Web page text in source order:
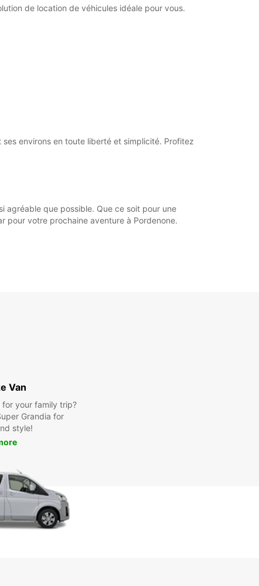
hours may vary due to public holidays.
de location de véhicules idéale pour vous.
environs en toute liberté et simplicité. Profitez
agréable que possible. Que ce soit pour une
pour votre prochaine aventure à Pordenone.
Van
your family trip?
Grandia for
style!